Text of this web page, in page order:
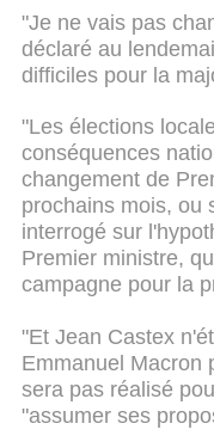
"Je ne vais pas
déclaré au
difficiles pour la
"Les élections
conséquences
changement de
prochains mois, ou
interrogé sur
Premier ministre,
campagne pour la
"Et Jean Castex
Emmanuel Macron
sera pas réalisé
"assumer ses